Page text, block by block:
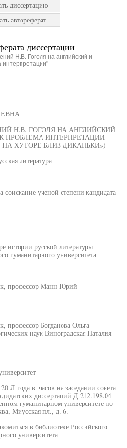
диссертацию
автореферат
диссертации
Н.В. Гоголя на английский и
интерпретации"
Н.В. ГОГОЛЯ НА АНГЛИЙСКИЙ
ПРОБЛЕМА ИНТЕРПРЕТАЦИИ
ХУТОРЕ БЛИЗ ДИКАНЬКИ»)
литература
соискание ученой степени кандидата
истории русской литературы
гуманитарного университета
профессор Манн Юрий
профессор Богданова Ольга
наук Виноградская Наталия
Л года в_часов на заседании совета
диссертаций Д 212.198.04
гуманитарном университете по
Миусская пл., д. 6.
в библиотеке Российского
университета